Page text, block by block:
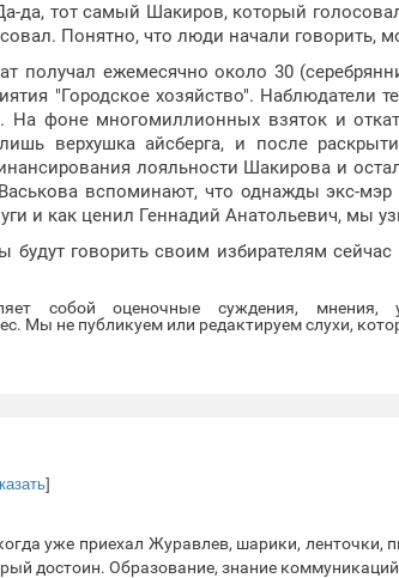
да, тот самый Шакиров, который
Понятно, что люди начали говорить,
получал ежемесячно около 30
"Городское хозяйство". Наблюдатели
На фоне многомиллионных взяток и
верхушка айсберга, и после
лояльности Шакирова и
вспоминают, что однажды экс-мэр
и как ценил Геннадий Анатольевич, мы
будут говорить своим избирателям
собой оценочные суждения, мнения,
Мы не публикуем или редактируем слухи,
]
уже приехал Журавлев, шарики, ленточки,
достоин. Образование, знание